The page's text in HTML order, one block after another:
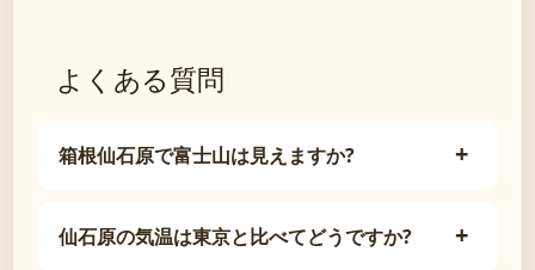
よくある質問
箱根仙石原で富士山は見えますか?
仙石原の気温は東京と比べてどうですか?